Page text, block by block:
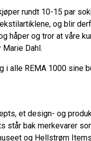
rundt 10-15 par
og blir
håper og tror at våre
Dahl.
alle REMA 1000 sine
et design- og
står bak merkevarer
og Hellstrøm